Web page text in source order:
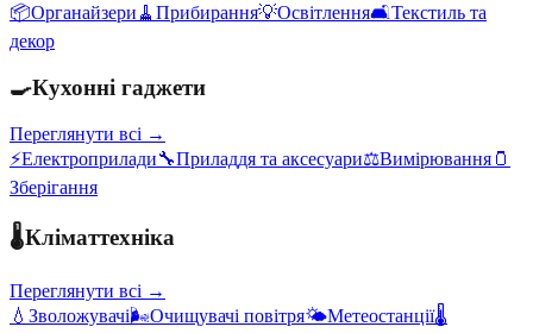
📦Органайзери 🧹 Прибирання💡Освітлення🛋️Текстиль та
декор
🍳Кухонні гаджети
Переглянути всі →
⚡Електроприлади🔧Приладдя та аксесуари⚖️Вимірювання 🫙
Зберігання
🌡️Кліматтехніка
Переглянути всі →
💧 Зволожувачі🌬️Очищувачі повітря🌤️Метеостанції🌡️